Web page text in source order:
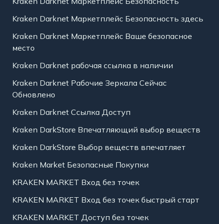
Kraken Darknet Маркетплейс Безопасность здесь
Kraken Darknet Маркетплейс Ваше безопасное
место
Kraken Darknet рабочая ссылка в наличии
Kraken Darknet Рабочие Зеркала Сейчас
Обновлено
Kraken Darknet Ссылка Доступ
Kraken DarkStore Впечатляющий выбор веществ
Kraken DarkStore Выбор веществ впечатляет
Kraken Market Безопасные Покупки
KRAKEN MARKET Вход без точек
KRAKEN MARKET Вход без точек быстрый старт
KRAKEN MARKET Доступ без точек